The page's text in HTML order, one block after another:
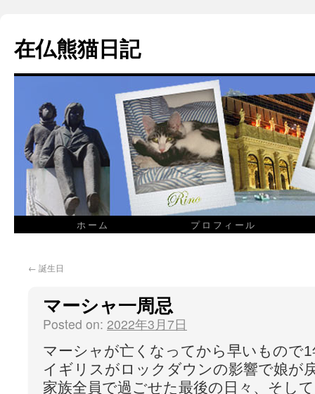
在仏熊猫日記
ホーム プロフィール
← 誕生日
マーシャ一周忌
Posted on: 2022年3月7日
マーシャが亡くなってから早いもので
イギリスがロックダウンの影響で娘が
家族全員で過ごせた最後の日々、そし